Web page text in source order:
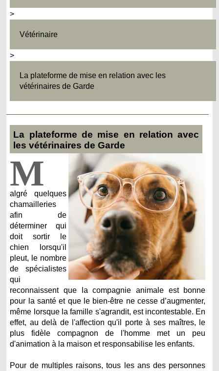
>
Vétérinaire
>
La plateforme de mise en relation avec les
vétérinaires de Garde
La plateforme de mise en relation avec
les vétérinaires de Garde
M
algré quelques
chamailleries
afin de
déterminer qui
doit sortir le
chien lorsqu'il
pleut, le nombre
de spécialistes
qui
reconnaissent que la compagnie animale est bonne
pour la santé et que le bien-être ne cesse d’augmenter,
même lorsque la famille s'agrandit, est incontestable. En
effet, au delà de l'affection qu'il porte à ses maîtres, le
plus fidèle compagnon de l'homme met un peu
d'animation à la maison et responsabilise les enfants.
Pour de multiples raisons, tous les ans des personnes